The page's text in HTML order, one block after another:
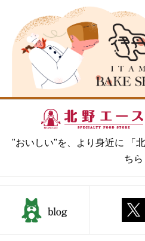
"おいしい"を、より身近に 「
ちら